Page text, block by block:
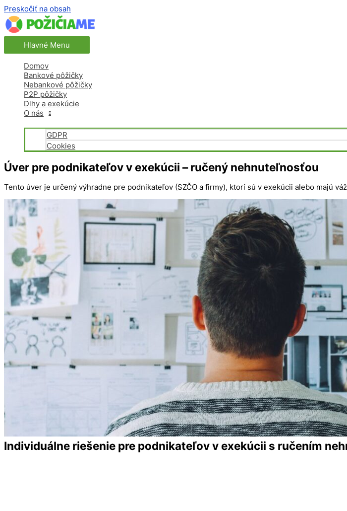
Preskočiť na obsah
Hlavné Menu
Domov
Bankové pôžičky
Nebankové pôžičky
P2P pôžičky
Dlhy a exekúcie
O nás
GDPR
Cookies
Úver pre podnikateľov v exekúcii – ručený nehnuteľnosťou
Tento úver je určený výhradne pre podnikateľov (SZČO a firmy), ktorí sú v exekúcii alebo majú
Individuálne riešenie pre podnikateľov v exekúcii s ručením